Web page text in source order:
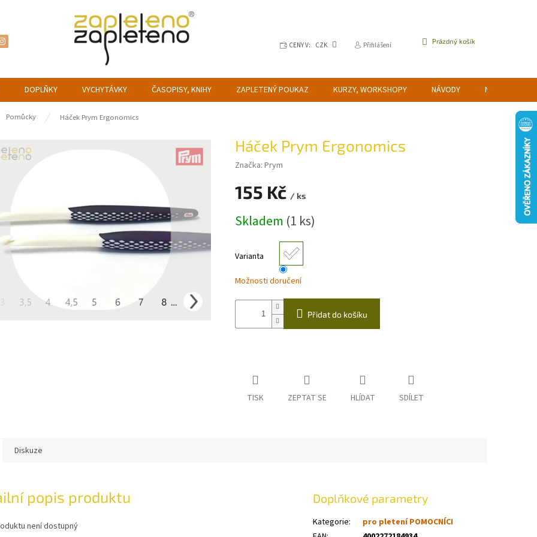
CENY V: CZK Přihlášení
NÁKUPNÍ
Prázdný košík
DOPLŇKY VYCHYTÁVKY ČASOPISY, KNIHY ZAPLETENÝ POUKAZ KURZY, WORKSHOPY NÁVODY NAPIŠTE NÁM
Pomůcky Háček Prym Ergonomics
Háček Prym Ergonomics
Značka: Prym
155 Kč / ks
cena:
Skladem (1 ks)
Varianta
Možnosti doručení
Přidat do košíku
TISK ZEPTAT SE HLÍDAT SDÍLET
Diskuze
popis produktu
není dostupný
Doplňkové parametry
Kategorie:
pro pletení POMOCNÍCI